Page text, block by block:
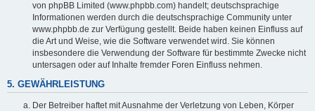
von phpBB Limited (www.phpbb.com) handelt; deutschsprachige
Informationen werden durch die deutschsprachige Community unter
www.phpbb.de zur Verfügung gestellt. Beide haben keinen Einfluss auf
die Art und Weise, wie die Software verwendet wird. Sie können
insbesondere die Verwendung der Software für bestimmte Zwecke nicht
untersagen oder auf Inhalte fremder Foren Einfluss nehmen.
5. GEWÄHRLEISTUNG
Der Betreiber haftet mit Ausnahme der Verletzung von Leben, Körper